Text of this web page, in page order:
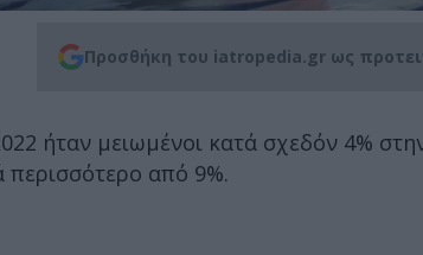
Προσθήκη του iatropedia.gr ως
ήταν μειωμένοι κατά σχεδόν 4%
περισσότερο από 9%.